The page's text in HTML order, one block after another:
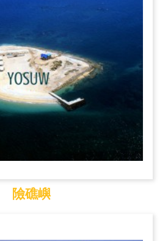
險礁嶼